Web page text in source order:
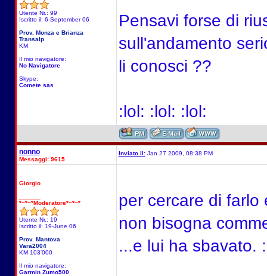
Utente Nr.: 99
Iscritto il: 6-September 06
Prov. Monza e Brianza
Transalp
KM
Il mio navigatore:
No Navigatore
Skype:
Comete sas
Pensavi forse di
sull'andamento
li conosci ??
:lol: :lol: :lol:
nonno
Messaggi: 9615
Inviato il:Jan 27 2009, 08:38 PM
Giorgio
*~*~*Moderatore*~*~*
Utente Nr.: 19
Iscritto il: 19-June 06
Prov. Mantova
Vara2004
KM 103'000
Il mio navigatore:
Garmin Zumo500
per cercare di
non bisogna
...e lui ha sbavato.